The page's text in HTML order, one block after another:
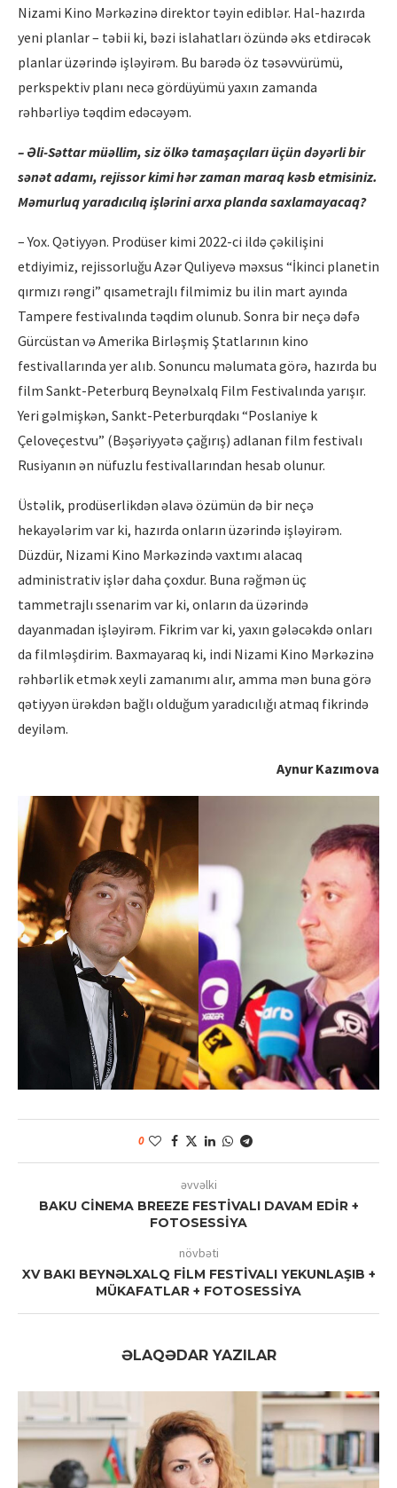
Nizami Kino Mərkəzinə direktor təyin ediblər. Hal-hazırda
yeni planlar – təbii ki, bəzi islahatları özündə əks etdirəcək
planlar üzərində işləyirəm. Bu barədə öz təsəvvürümü,
perkspektiv planı necə gördüyümü yaxın zamanda
rəhbərliyə təqdim edəcəyəm.
– Əli-Səttar müəllim, siz ölkə tamaşaçıları üçün dəyərli bir
sənət adamı, rejissor kimi hər zaman maraq kəsb etmisiniz.
Məmurluq yaradıcılıq işlərini arxa planda saxlamayacaq?
– Yox. Qətiyyən. Prodüser kimi 2022-ci ildə çəkilişini
etdiyimiz, rejissorluğu Azər Quliyevə məxsus “İkinci planetin
qırmızı rəngi” qısametrajlı filmimiz bu ilin mart ayında
Tampere festivalında təqdim olunub. Sonra bir neçə dəfə
Gürcüstan və Amerika Birləşmiş Ştatlarının kino
festivallarında yer alıb. Sonuncu məlumata görə, hazırda bu
film Sankt-Peterburq Beynəlxalq Film Festivalında yarışır.
Yeri gəlmişkən, Sankt-Peterburqdakı “Poslaniye k
Çeloveçestvu” (Bəşəriyyətə çağırış) adlanan film festivalı
Rusiyanın ən nüfuzlu festivallarından hesab olunur.
Üstəlik, prodüserlikdən əlavə özümün də bir neçə
hekayələrim var ki, hazırda onların üzərində işləyirəm.
Düzdür, Nizami Kino Mərkəzində vaxtımı alacaq
administrativ işlər daha çoxdur. Buna rəğmən üç
tammetrajlı ssenarim var ki, onların da üzərində
dayanmadan işləyirəm. Fikrim var ki, yaxın gələcəkdə onları
da filmləşdirim. Baxmayaraq ki, indi Nizami Kino Mərkəzinə
rəhbərlik etmək xeyli zamanımı alır, amma mən buna görə
qətiyyən ürəkdən bağlı olduğum yaradıcılığı atmaq fikrində
deyiləm.
Aynur Kazımova
0
əvvəlki
BAKU CİNEMA BREEZE FESTİVALI DAVAM EDİR +
FOTOSESSİYA
növbəti
XV BAKI BEYNƏLXALQ FİLM FESTİVALI YEKUNLAŞIB +
MÜKAFATLAR + FOTOSESSİYA
ƏLAQƏDAR YAZILAR